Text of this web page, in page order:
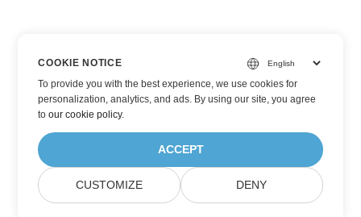
COOKIE NOTICE
To provide you with the best experience, we use cookies for
personalization, analytics, and ads. By using our site, you agree
toour cookie policy.
ACCEPT
CUSTOMIZE DENY